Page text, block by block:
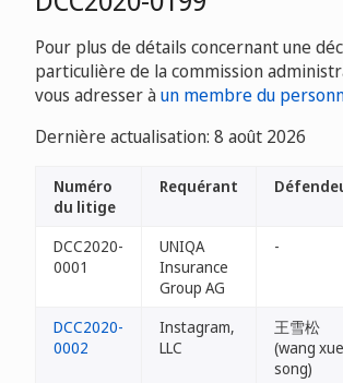
Pour plus de détails concernant une
particulière de la commission
vous adresser àun membre du
Dernière actualisation: 8 août 2026
Numéro
du litige
Requérant
DCC2020-
0001
UNIQA
Insurance
Group AG
-
DCC2020-
0002
Instagram,
LLC
王雪松
(wang xue
song)